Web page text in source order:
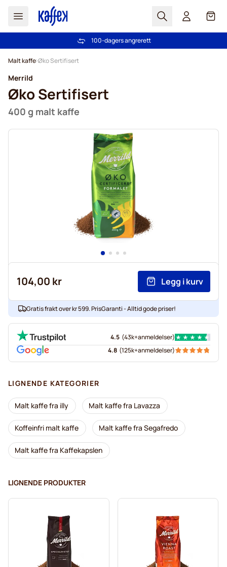
Søk Cart
Gratis frakt over kr 599
100-dagers angrerett
Malt kaffe Øko Sertifisert
Merrild
Øko Sertifisert
400 g malt kaffe
104,00 kr Legg i kurv
Gratis frakt over kr 599. PrisGaranti - Alltid gode priser!
4.5 (43k+anmeldelser)
4.8 (125k+anmeldelser)
LIGNENDE KATEGORIER
Malt kaffe fra illy Malt kaffe fra Lavazza
Koffeinfri malt kaffe Malt kaffe fra Segafredo
Malt kaffe fra Kaffekapslen
LIGNENDE PRODUKTER